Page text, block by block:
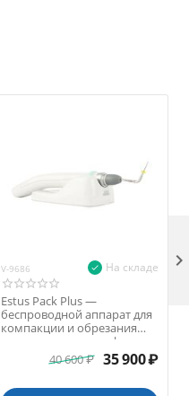
V-9686 На складе
Estus Pack Plus —
беспроводной аппарат для
компакции и обрезания
гуттаперчевых штифтов
40 600₽ 35 900₽
